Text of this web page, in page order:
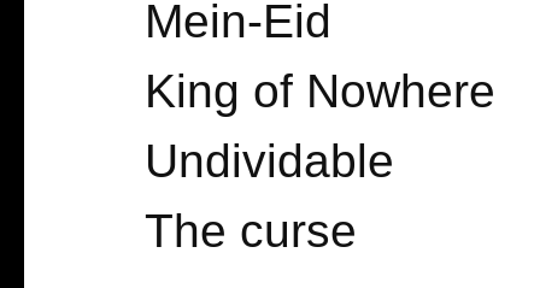
Mein-Eid
King of Nowhere
Undividable
The curse